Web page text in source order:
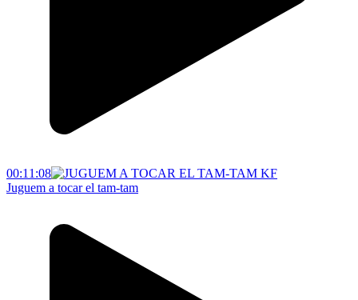
00:11:08
Juguem a tocar el tam-tam